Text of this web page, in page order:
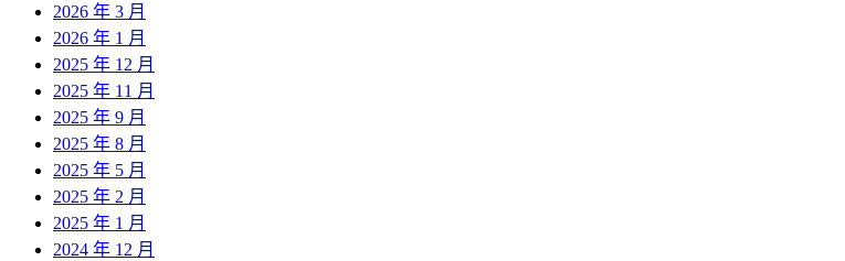
2026 年 3 月
2026 年 1 月
2025 年 12 月
2025 年 11 月
2025 年 9 月
2025 年 8 月
2025 年 5 月
2025 年 2 月
2025 年 1 月
2024 年 12 月